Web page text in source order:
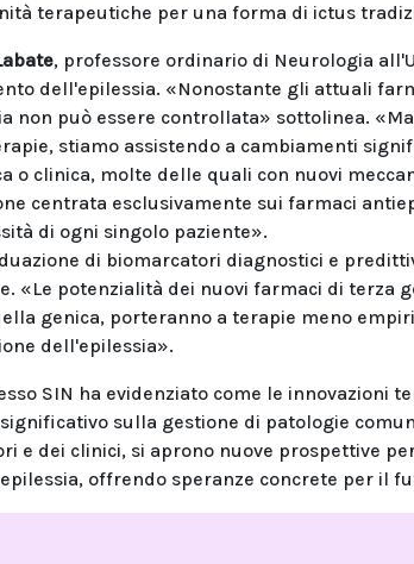
terapeutiche per una forma di ictus
, professore ordinario di Neurologia
dell'epilessia. «Nonostante gli attuali
non può essere controllata» sottolinea.
stiamo assistendo a cambiamenti
o clinica, molte delle quali con nuovi
centrata esclusivamente sui farmaci
di ogni singolo paziente».
di biomarcatori diagnostici e
«Le potenzialità dei nuovi farmaci di terza
genica, porteranno a terapie meno
dell'epilessia».
SIN ha evidenziato come le innovazioni
sulla gestione di patologie
e dei clinici, si aprono nuove prospettive
offrendo speranze concrete per il